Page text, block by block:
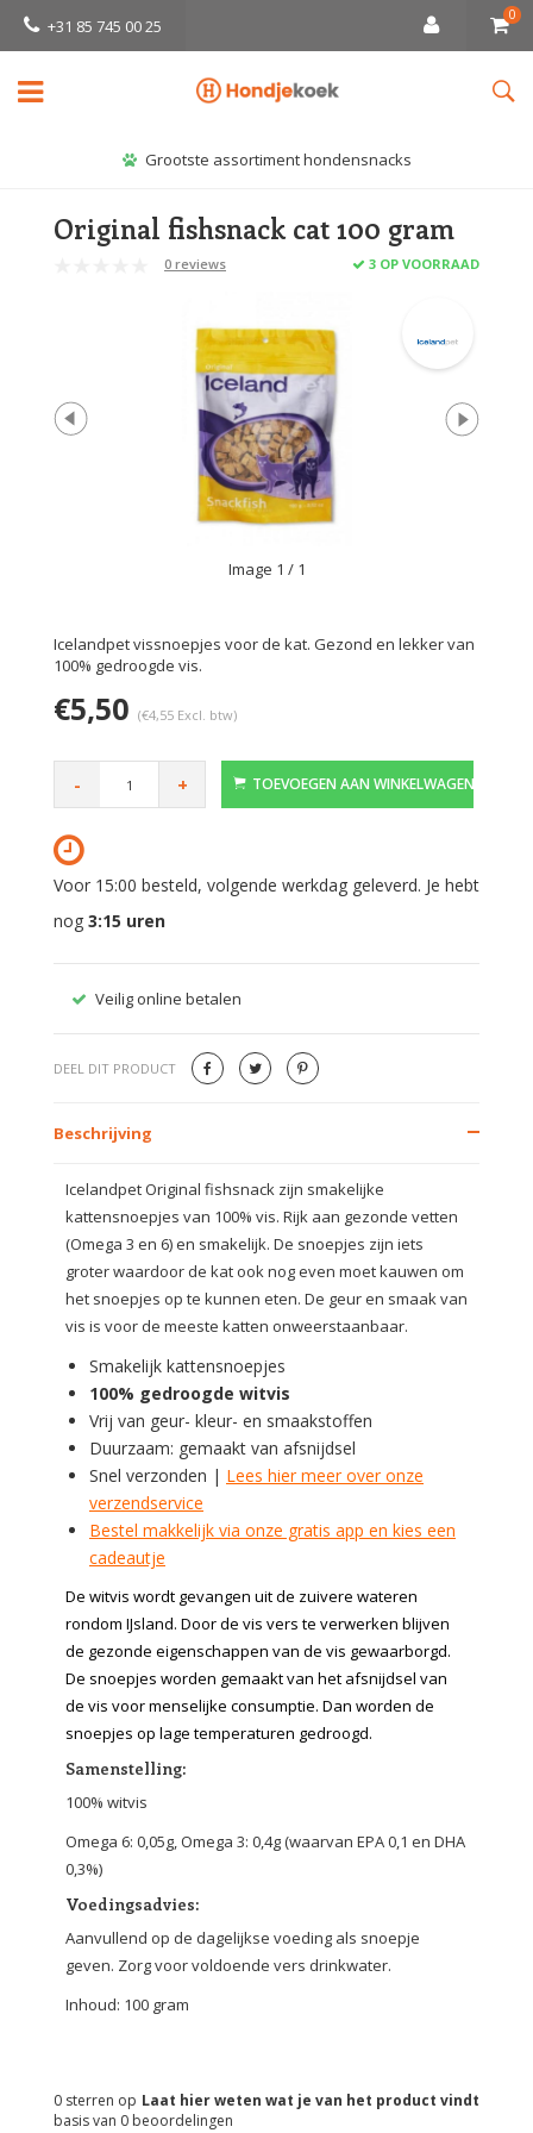
+31 85 745 00 25
0
Grootste assortiment hondensnacks
Original fishsnack cat 100 gram
0 reviews 3 OP VOORRAAD
Image 1 / 1
Icelandpet vissnoepjes voor de kat. Gezond en lekker van
100% gedroogde vis.
€5,50 (€4,55 Excl. btw)
- + TOEVOEGEN AAN WINKELWAGEN
Voor 15:00 besteld, volgende werkdag geleverd. Je hebt
nog 3:15 uren
Veilig online betalen
DEEL DIT PRODUCT
Beschrijving
Icelandpet Original fishsnack zijn smakelijke
kattensnoepjes van 100% vis. Rijk aan gezonde vetten
(Omega 3 en 6) en smakelijk. De snoepjes zijn iets
groter waardoor de kat ook nog even moet kauwen om
het snoepjes op te kunnen eten. De geur en smaak van
vis is voor de meeste katten onweerstaanbaar.
Smakelijk kattensnoepjes
100% gedroogde witvis
Vrij van geur- kleur- en smaakstoffen
Duurzaam: gemaakt van afsnijdsel
Snel verzonden | Lees hier meer over onze
verzendservice
Bestel makkelijk via onze gratis app en kies een
cadeautje
De witvis wordt gevangen uit de zuivere wateren
rondom IJsland. Door de vis vers te verwerken blijven
de gezonde eigenschappen van de vis gewaarborgd.
De snoepjes worden gemaakt van het afsnijdsel van
de vis voor menselijke consumptie. Dan worden de
snoepjes op lage temperaturen gedroogd.
Samenstelling:
100% witvis
Omega 6: 0,05g, Omega 3: 0,4g (waarvan EPA 0,1 en DHA
0,3%)
Voedingsadvies:
Aanvullend op de dagelijkse voeding als snoepje
geven. Zorg voor voldoende vers drinkwater.
Inhoud: 100 gram
Laat hier weten wat je van het product vindt
0 sterren op
basis van 0 beoordelingen